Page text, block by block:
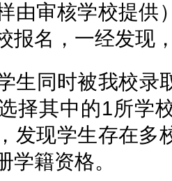
由审核学校提供
报名，一经发现
学生同时被我校
择其中的1所学
发现学生存在多
学籍资格。